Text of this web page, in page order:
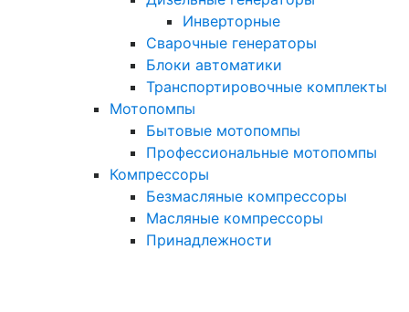
Инверторные
Сварочные генераторы
Блоки автоматики
Транспортировочные комплекты
Мотопомпы
Бытовые мотопомпы
Профессиональные мотопомпы
Компрессоры
Безмасляные компрессоры
Масляные компрессоры
Принадлежности